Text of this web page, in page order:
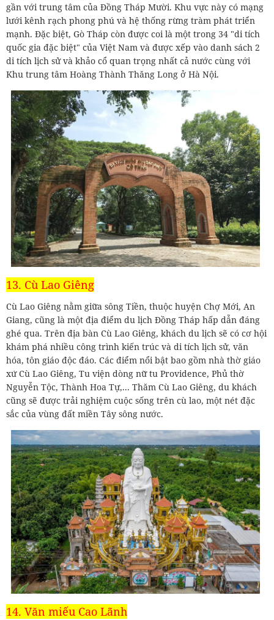
gần với trung tâm của Đồng Tháp Mười. Khu vực này có mạng
lưới kênh rạch phong phú và hệ thống rừng tràm phát triển
mạnh. Đặc biệt, Gò Tháp còn được coi là một trong 34 "di tích
quốc gia đặc biệt" của Việt Nam và được xếp vào danh sách 2
di tích lịch sử và khảo cổ quan trọng nhất cả nước cùng với
Khu trung tâm Hoàng Thành Thăng Long ở Hà Nội.
13. Cù Lao Giêng
Cù Lao Giêng nằm giữa sông Tiền, thuộc huyện Chợ Mới, An
Giang, cũng là một địa điểm du lịch Đồng Tháp hấp dẫn đáng
ghé qua. Trên địa bàn Cù Lao Giêng, khách du lịch sẽ có cơ hội
khám phá nhiều công trình kiến trúc và di tích lịch sử, văn
hóa, tôn giáo độc đáo. Các điểm nổi bật bao gồm nhà thờ giáo
xứ Cù Lao Giêng, Tu viện dòng nữ tu Providence, Phủ thờ
Nguyễn Tộc, Thành Hoa Tự,... Thăm Cù Lao Giêng, du khách
cũng sẽ được trải nghiệm cuộc sống trên cù lao, một nét đặc
sắc của vùng đất miền Tây sông nước.
14. Văn miếu Cao Lãnh